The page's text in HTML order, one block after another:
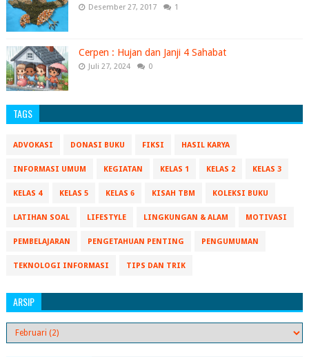
Desember 27, 2017 1
Cerpen : Hujan dan Janji 4 Sahabat
Juli 27, 2024 0
TAGS
ADVOKASI DONASI BUKU FIKSI HASIL KARYA
INFORMASI UMUM KEGIATAN KELAS 1 KELAS 2 KELAS 3
KELAS 4 KELAS 5 KELAS 6 KISAH TBM KOLEKSI BUKU
LATIHAN SOAL LIFESTYLE LINGKUNGAN & ALAM MOTIVASI
PEMBELAJARAN PENGETAHUAN PENTING PENGUMUMAN
TEKNOLOGI INFORMASI TIPS DAN TRIK
ARSIP